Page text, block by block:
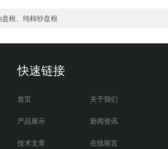
根、纯棉纱盘根
快速链接
首页 关于我们
产品展示 新闻资讯
技术文章 在线留言